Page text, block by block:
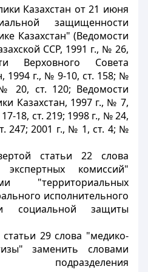
Казахстан от 21 июня
защищенности
Казахстан" (Ведомости
ССР, 1991 г., № 26,
Верховного Совета
1994 г., № 9-10, ст. 158; №
20, ст. 120; Ведомости
Казахстан, 1997 г., № 7,
18, ст. 219; 1998 г., № 24,
247; 2001 г., № 1, ст. 4; №
статьи 22 слова
экспертных комиссий"
"территориальных
исполнительного
социальной защиты
29 слова "медико-
заменить словами
подразделения